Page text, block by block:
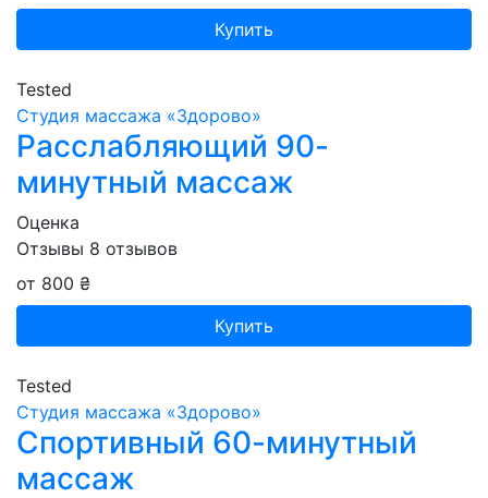
Купить
Tested
Студия массажа «‎‎Здорово»
Расслабляющий 90-
минутный массаж
Оценка
Отзывы 8 отзывов
от 800 ₴
Купить
Tested
Студия массажа «‎‎Здорово»
Спортивный 60-минутный
массаж